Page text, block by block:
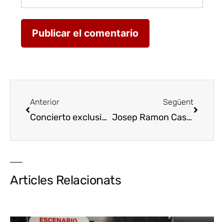
Anterior
Concierto exclusivo de Antonio Tolmos en la bodega Mas Blanch i Jové
Següent
Josep Ramon Cases, en la final del Mejor Panettone Ibérico en Milán
Articles Relacionats